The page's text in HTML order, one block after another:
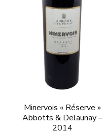
Minervois « Réserve »
Abbotts & Delaunay –
2014